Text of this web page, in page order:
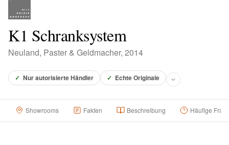
Über uns
K1 Schranksystem
Neuland, Paster & Geldmacher, 2014
✓ Nur autorisierte Händler ✓ Echte Originale
Showrooms Fakten Beschreibung Häufige